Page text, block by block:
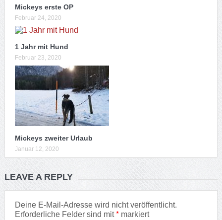
Mickeys erste OP
Februar 24, 2020
1 Jahr mit Hund
Februar 23, 2020
Mickeys zweiter Urlaub
Januar 12, 2020
LEAVE A REPLY
Deine E-Mail-Adresse wird nicht veröffentlicht.
Erforderliche Felder sind mit*markiert